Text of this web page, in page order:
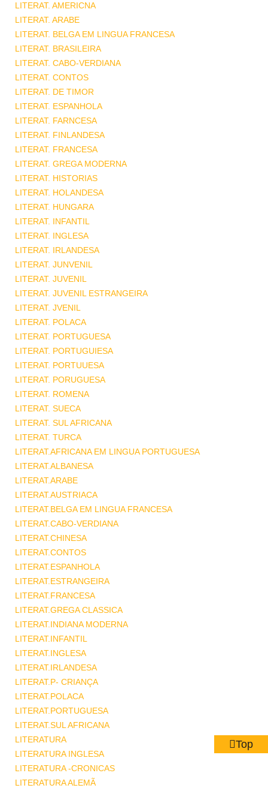
LITERAT. AMERICNA
LITERAT. ARABE
LITERAT. BELGA EM LINGUA FRANCESA
LITERAT. BRASILEIRA
LITERAT. CABO-VERDIANA
LITERAT. CONTOS
LITERAT. DE TIMOR
LITERAT. ESPANHOLA
LITERAT. FARNCESA
LITERAT. FINLANDESA
LITERAT. FRANCESA
LITERAT. GREGA MODERNA
LITERAT. HISTORIAS
LITERAT. HOLANDESA
LITERAT. HUNGARA
LITERAT. INFANTIL
LITERAT. INGLESA
LITERAT. IRLANDESA
LITERAT. JUNVENIL
LITERAT. JUVENIL
LITERAT. JUVENIL ESTRANGEIRA
LITERAT. JVENIL
LITERAT. POLACA
LITERAT. PORTUGUESA
LITERAT. PORTUGUIESA
LITERAT. PORTUUESA
LITERAT. PORUGUESA
LITERAT. ROMENA
LITERAT. SUECA
LITERAT. SUL AFRICANA
LITERAT. TURCA
LITERAT.AFRICANA EM LINGUA PORTUGUESA
LITERAT.ALBANESA
LITERAT.ARABE
LITERAT.AUSTRIACA
LITERAT.BELGA EM LINGUA FRANCESA
LITERAT.CABO-VERDIANA
LITERAT.CHINESA
LITERAT.CONTOS
LITERAT.ESPANHOLA
LITERAT.ESTRANGEIRA
LITERAT.FRANCESA
LITERAT.GREGA CLASSICA
LITERAT.INDIANA MODERNA
LITERAT.INFANTIL
LITERAT.INGLESA
LITERAT.IRLANDESA
LITERAT.P- CRIANÇA
LITERAT.POLACA
LITERAT.PORTUGUESA
LITERAT.SUL AFRICANA
LITERATURA
LITERATURA INGLESA
LITERATURA -CRONICAS
LITERATURA ALEMÃ
Top